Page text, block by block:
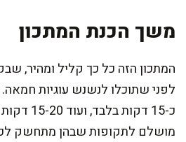
משך הכנת המתכון
המתכון הזה כל כך קליל ומהיר,
לפני שתוכלו לנשנש עוגיות
כ-15 דקות
מושלם לתקופות שבהן מתחשק